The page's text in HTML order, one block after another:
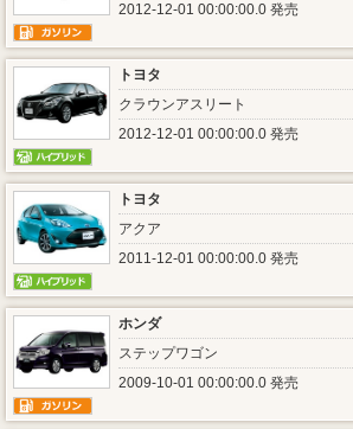
2012-12-01 00:00:00.0 発売
トヨタ
クラウンアスリート
2012-12-01 00:00:00.0 発売
トヨタ
アクア
2011-12-01 00:00:00.0 発売
ホンダ
ステップワゴン
2009-10-01 00:00:00.0 発売